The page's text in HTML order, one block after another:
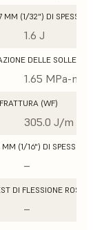
MM (1/32") DI
1.6 J
DELLE
1.65 MPa-m1/
(WF)
305.0 J/m
(1/16") DI SPESSORE
–
DI FLESSIONE ROSS
–